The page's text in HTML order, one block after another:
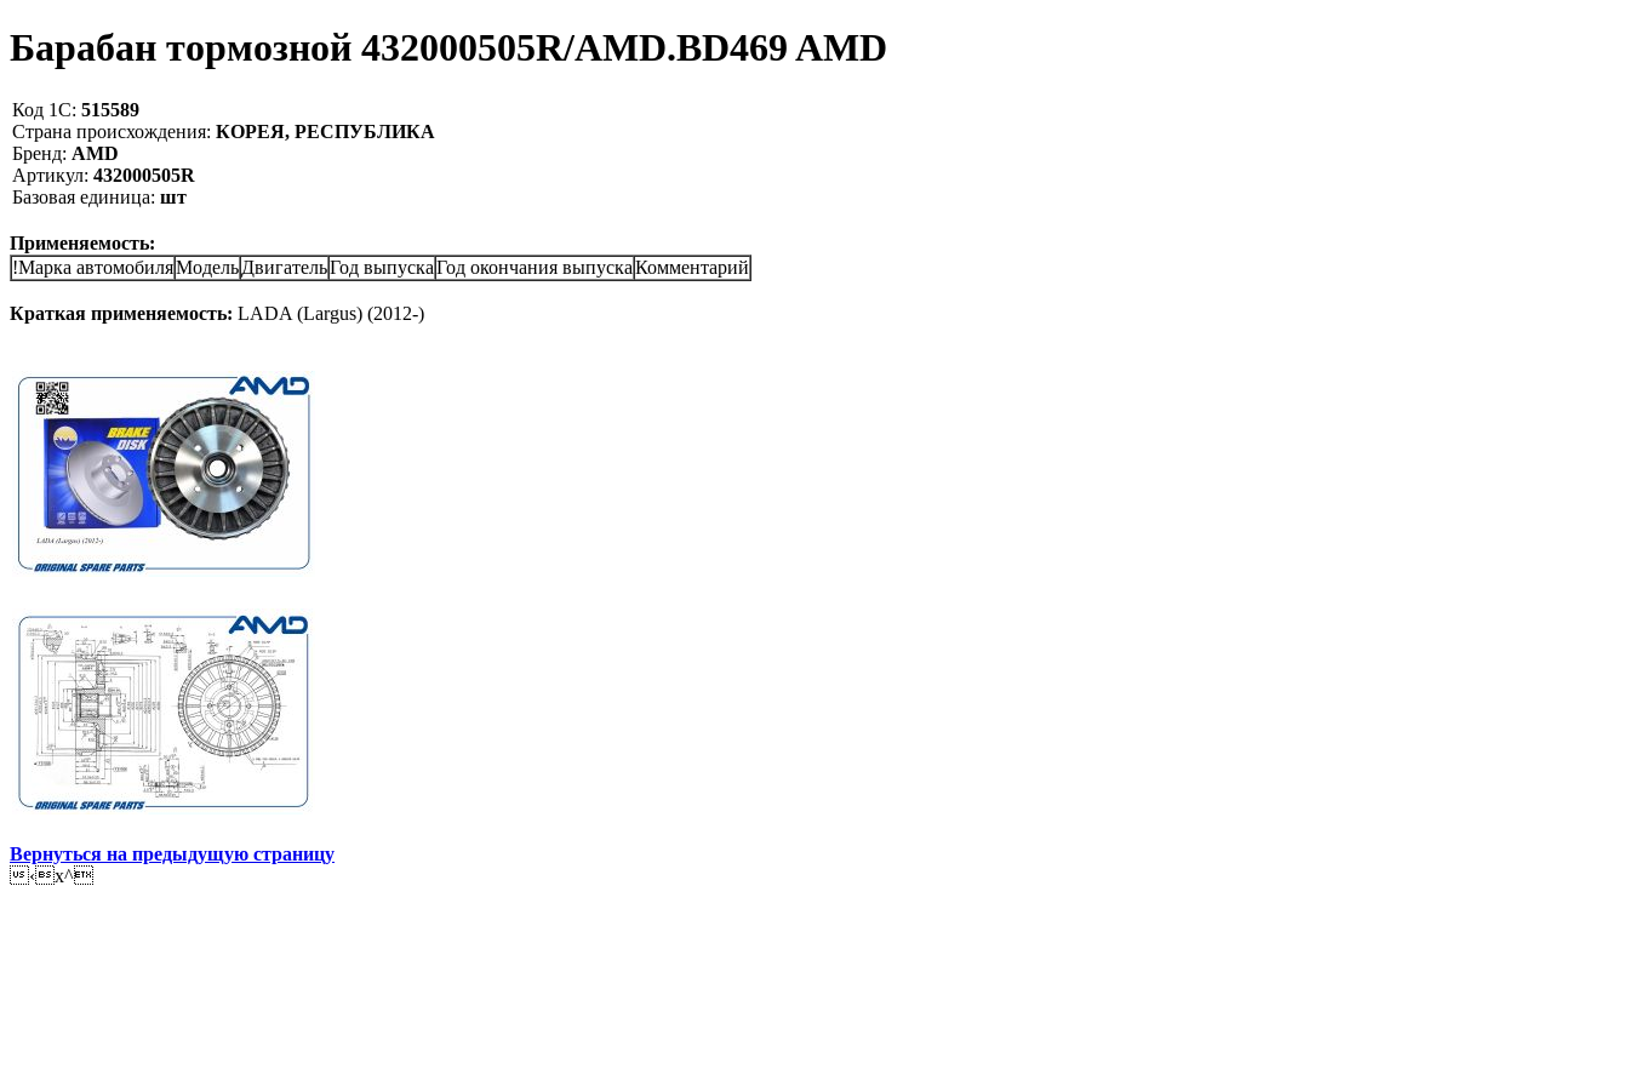
Барабан тормозной 432000505R/AMD.BD469 AMD
Код 1С: 515589
Страна происхождения: КОРЕЯ, РЕСПУБЛИКА
Бренд: AMD
Артикул: 432000505R
Базовая единица: шт
Применяемость:
!Марка автомобиляМодельДвигательГод выпускаГод окончания выпускаКомментарий
Краткая применяемость: LADA (Largus) (2012-)
Вернуться на предыдущую страницу
‹x^